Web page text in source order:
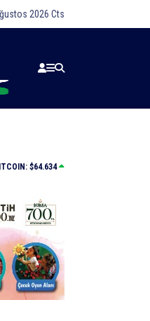
2026 Cts
alandaki yangın fabrikaya
$64.634